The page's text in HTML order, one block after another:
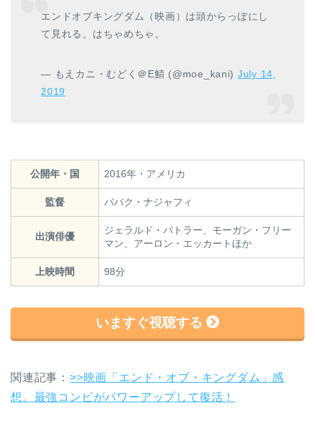
エンドオブキングダム（映画）は頭からっぽにし
て見れる。はちゃめちゃ。
— もえカニ・むどく＠E鯖 (@moe_kani) July 14,
2019
公開年・国 2016年・アメリカ
監督 ババク・ナジャフィ
出演俳優
ジェラルド・バトラー、モーガン・フリー
マン、アーロン・エッカートほか
上映時間 98分
いますぐ視聴する
関連記事： >>映画「エンド・オブ・キングダム」感
想。最強コンビがパワーアップして復活！